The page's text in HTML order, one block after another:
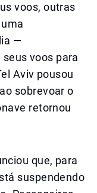
voos, outras
—
voos para
Aviv pousou
sobrevoar o
retornou
que, para
suspendendo